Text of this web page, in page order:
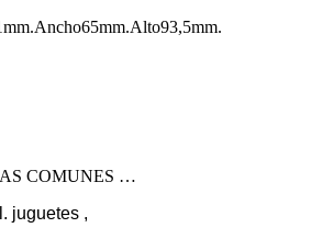
COMUNES …
juguetes ,